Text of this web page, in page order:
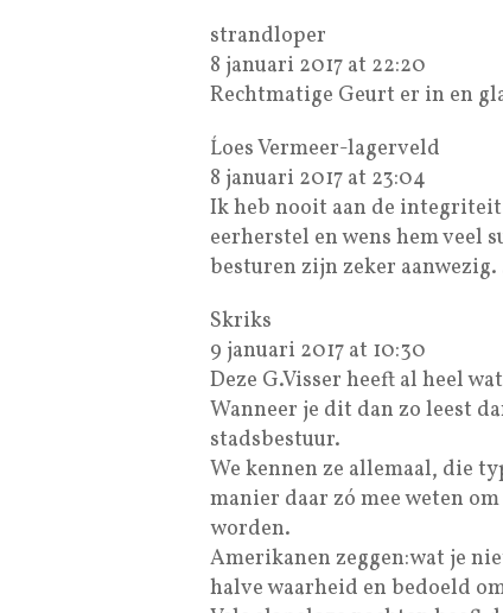
strandloper
8 januari 2017 at 22:20
Rechtmatige Geurt er in en
Ĺoes Vermeer-lagerveld
8 januari 2017 at 23:04
Ik heb nooit aan de
eerherstel en wens hem veel
besturen zijn zeker
Skriks
9 januari 2017 at 10:30
Deze G.Visser heeft al heel
Wanneer je dit dan zo leest
stadsbestuur.
We kennen ze allemaal, die
manier daar zó mee weten
worden.
Amerikanen zeggen:wat je
halve waarheid en bedoeld